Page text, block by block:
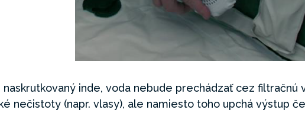
inde, voda nebude prechádzať cez filtračnú
nečistoty (napr. vlasy), ale namiesto toho upchá výstup